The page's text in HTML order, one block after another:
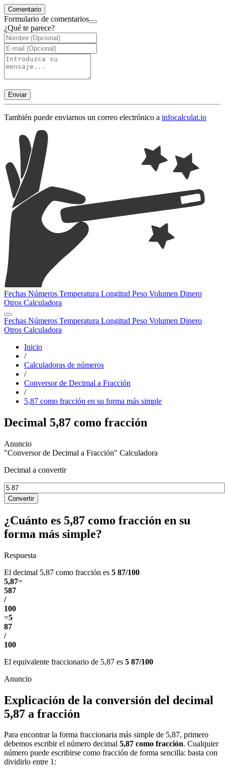
Comentario
Formulario de comentarios
¿Qué te parece?
Enviar
También puede enviarnos un correo electrónico a infocalculat.io
Fechas Números Temperatura Longitud Peso Volumen Dinero
Otros Calculadora
Fechas Números Temperatura Longitud Peso Volumen Dinero
Otros Calculadora
Inicio
/
Calculadoras de números
/
Conversor de Decimal a Fracción
/
5,87 como fracción en su forma más simple
Decimal 5,87 como fracción
"Conversor de Decimal a Fracción" Calculadora
Decimal a convertir
Convertir
¿Cuánto es 5,87 como fracción en su
forma más simple?
Respuesta
El decimal 5,87 como fracción es 5 87/100
5,87=
587
/
100
=5
87
/
100
El equivalente fraccionario de 5,87 es 5 87/100
Explicación de la conversión del decimal
5,87 a fracción
Para encontrar la forma fraccionaria más simple de 5,87, primero
debemos escribir el número decimal 5,87 como fracción. Cualquier
número puede escribirse como fracción de forma sencilla: basta con
dividirlo entre 1: